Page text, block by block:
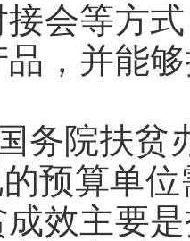
会等方
，并能
务院扶
预算单
效主要